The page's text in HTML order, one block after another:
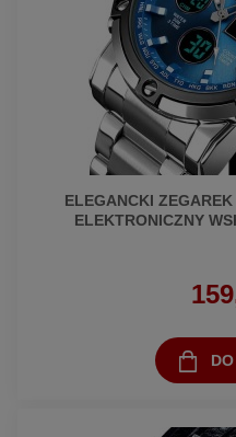
ELEGANCKI
ELEKTRONICZNY